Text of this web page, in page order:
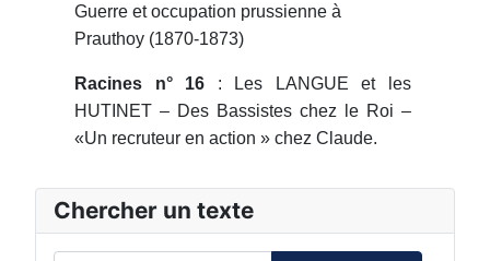
Chercher un texte
Guerre et occupation prussienne à
Prauthoy (1870-1873)
Racines n° 16 : Les LANGUE et les
HUTINET – Des Bassistes chez le Roi –
«Un recruteur en action » chez Claude.